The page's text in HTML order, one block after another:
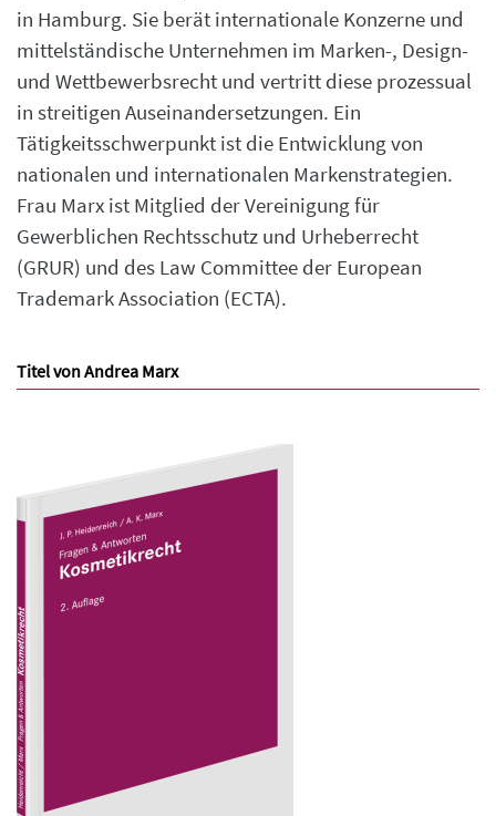
in Hamburg. Sie berät internationale Konzerne und
mittelständische Unternehmen im Marken-, Design-
und Wettbewerbsrecht und vertritt diese prozessual
in streitigen Auseinandersetzungen. Ein
Tätigkeitsschwerpunkt ist die Entwicklung von
nationalen und internationalen Markenstrategien.
Frau Marx ist Mitglied der Vereinigung für
Gewerblichen Rechtsschutz und Urheberrecht
(GRUR) und des Law Committee der European
Trademark Association (ECTA).
Titel von Andrea Marx